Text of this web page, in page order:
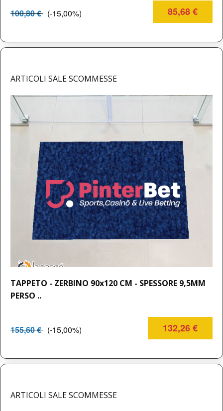
100,80 € (-15,00%) 85,68 €
ARTICOLI SALE SCOMMESSE
TAPPETO - ZERBINO 90x120 CM - SPESSORE 9,5MM
PERSO ..
155,60 € (-15,00%) 132,26 €
ARTICOLI SALE SCOMMESSE